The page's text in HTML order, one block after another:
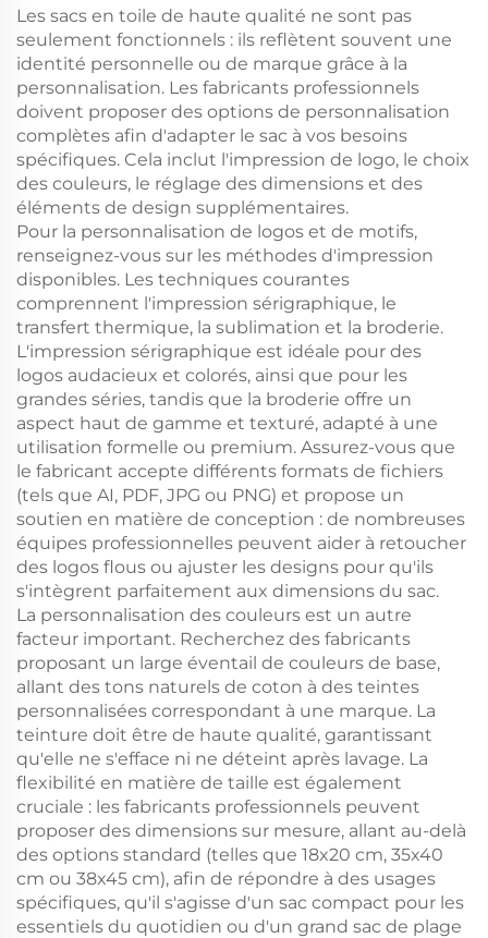
Les sacs en toile de haute qualité ne sont pas
seulement fonctionnels : ils reflètent souvent une
identité personnelle ou de marque grâce à la
personnalisation. Les fabricants professionnels
doivent proposer des options de personnalisation
complètes afin d'adapter le sac à vos besoins
spécifiques. Cela inclut l'impression de logo, le choix
des couleurs, le réglage des dimensions et des
éléments de design supplémentaires.
Pour la personnalisation de logos et de motifs,
renseignez-vous sur les méthodes d'impression
disponibles. Les techniques courantes
comprennent l'impression sérigraphique, le
transfert thermique, la sublimation et la broderie.
L'impression sérigraphique est idéale pour des
logos audacieux et colorés, ainsi que pour les
grandes séries, tandis que la broderie offre un
aspect haut de gamme et texturé, adapté à une
utilisation formelle ou premium. Assurez-vous que
le fabricant accepte différents formats de fichiers
(tels que AI, PDF, JPG ou PNG) et propose un
soutien en matière de conception : de nombreuses
équipes professionnelles peuvent aider à retoucher
des logos flous ou ajuster les designs pour qu'ils
s'intègrent parfaitement aux dimensions du sac.
La personnalisation des couleurs est un autre
facteur important. Recherchez des fabricants
proposant un large éventail de couleurs de base,
allant des tons naturels de coton à des teintes
personnalisées correspondant à une marque. La
teinture doit être de haute qualité, garantissant
qu'elle ne s'efface ni ne déteint après lavage. La
flexibilité en matière de taille est également
cruciale : les fabricants professionnels peuvent
proposer des dimensions sur mesure, allant au-delà
des options standard (telles que 18x20 cm, 35x40
cm ou 38x45 cm), afin de répondre à des usages
spécifiques, qu'il s'agisse d'un sac compact pour les
essentiels du quotidien ou d'un grand sac de plage